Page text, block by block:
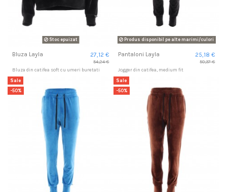
Stoc epuizat
Bluza Layla 27,12 €
54,24 €
Bluza din catifea soft cu umeri buretati
Produs disponibil pe alte marimi/culori
Pantaloni Layla 25,18 €
50,37 €
Jogger din catifea, medium fit
Sale
-50%
Sale
-50%